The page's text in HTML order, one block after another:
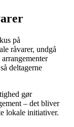
på
råvarer, undgå
deltagerne
gør
– det bliver
lokale initiativer.